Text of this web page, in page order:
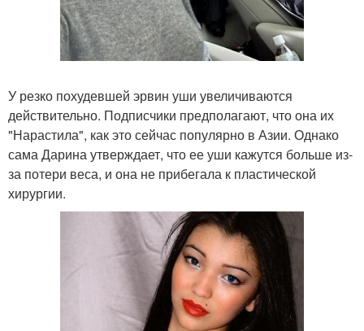
У резко похудевшей эрвин уши увеличиваются
действительно. Подписчики предполагают, что она их
"Нарастила", как это сейчас популярно в Азии. Однако
сама Дарина утверждает, что ее уши кажутся больше из-
за потери веса, и она не прибегала к пластической
хирургии.